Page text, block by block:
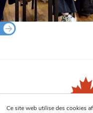
Ce site web utilise des cookies